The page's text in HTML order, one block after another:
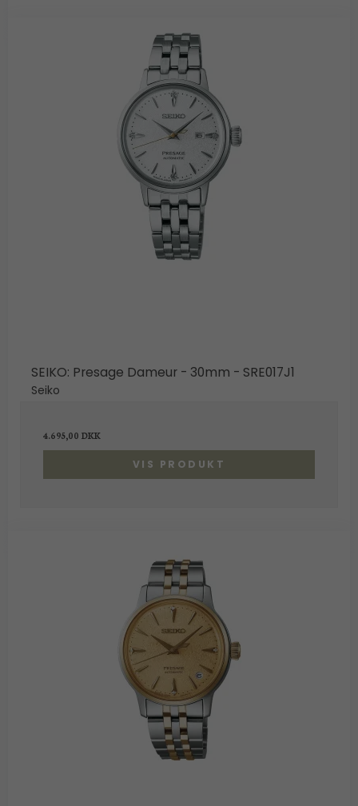
SEIKO: Presage Dameur - 30mm - SRE017J1
Seiko
4.695,00 DKK
VIS PRODUKT